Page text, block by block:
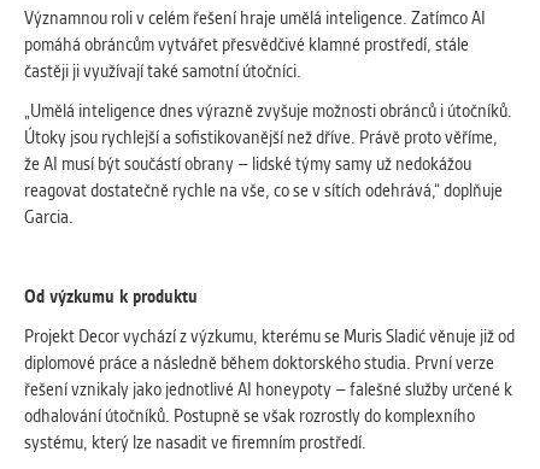
Významnou roli v celém řešení hraje umělá inteligence. Zatímco AI
pomáhá obráncům vytvářet přesvědčivé klamné prostředí, stále
častěji ji využívají také samotní útočníci.
„Umělá inteligence dnes výrazně zvyšuje možnosti obránců i útočníků.
Útoky jsou rychlejší a sofistikovanější než dříve. Právě proto věříme,
že AI musí být součástí obrany – lidské týmy samy už nedokážou
reagovat dostatečně rychle na vše, co se v sítích odehrává,“ doplňuje
Garcia.
Od výzkumu k produktu
Projekt Decor vychází z výzkumu, kterému se Muris Sladić věnuje již od
diplomové práce a následně během doktorského studia. První verze
řešení vznikaly jako jednotlivé AI honeypoty – falešné služby určené k
odhalování útočníků. Postupně se však rozrostly do komplexního
systému, který lze nasadit ve firemním prostředí.